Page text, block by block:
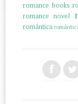
romance books
romance novel
romántica